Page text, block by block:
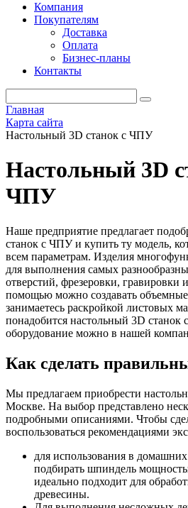
Компания
Покупателям
Доставка
Оплата
Бизнес-планы
Контакты
Главная
Карта сайта
Настольный 3D станок с ЧПУ
Настольный 3D
ЧПУ
Наше предприятие предлагает
станок с ЧПУ и купить ту модель,
всем параметрам. Изделия
для выполнения самых
отверстий, фрезеровки, гравировки
помощью можно создавать
занимаетесь раскройкой листовых
понадобится настольный 3D станок
оборудование можно в нашей
Как сделать
Мы предлагаем приобрести
Москве. На выбор представлено
подробными описаниями. Чтобы
воспользоваться рекомендациями
для использования в
подбирать шпиндель
идеально подходит для
древесины.